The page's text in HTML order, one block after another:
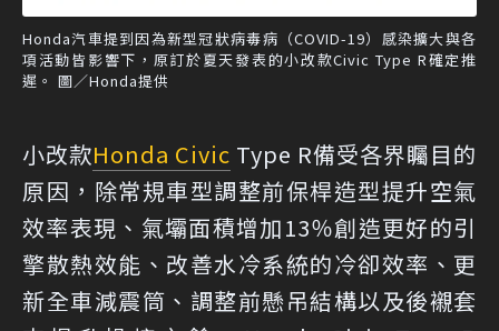
Honda汽車提到因為新型冠狀病毒病（COVID-19）感染擴大與各
項活動皆影響下，原訂於夏天發表的小改款Civic Type R確定推
遲。 圖／Honda提供
小改款Honda Civic Type R備受各界矚目的
原因，除常規車型調整前保桿造型提升空氣
效率表現、氣壩面積增加13％創造更好的引
擎散熱效能、改善水冷系統的冷卻效率、更
新全車減震筒、調整前懸吊結構以及後襯套